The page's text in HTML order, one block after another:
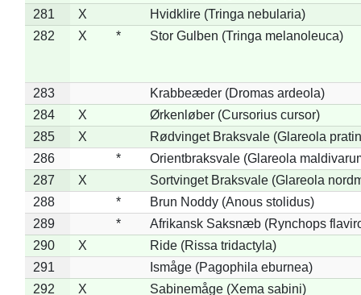
281
X
Hvidklire (Tringa nebularia)
282
X * Stor Gulben (Tringa melanoleuca)
283
Krabbeæder (Dromas ardeola)
284
X
Ørkenløber (Cursorius cursor)
285
X
Rødvinget Braksvale (Glareola
286
*
Orientbraksvale (Glareola
287
X
Sortvinget Braksvale (Glareola
288
*
Brun Noddy (Anous stolidus)
289
*
Afrikansk Saksnæb (Rynchops
290
X
Ride (Rissa tridactyla)
291
Ismåge (Pagophila eburnea)
292
X
Sabinemåge (Xema sabini)